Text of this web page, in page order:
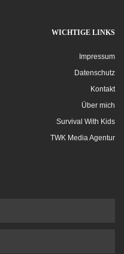
WICHTIGE LINKS
Impressum
Datenschutz
Kontakt
Über mich
Survival With Kids
TWK Media Agentur